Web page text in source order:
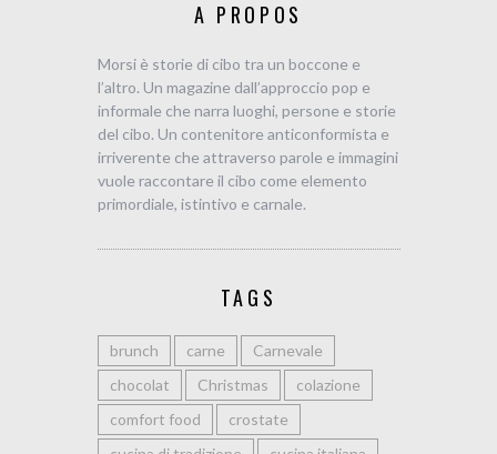
A PROPOS
Morsi è storie di cibo tra un boccone e
l’altro. Un magazine dall’approccio pop e
informale che narra luoghi, persone e storie
del cibo. Un contenitore anticonformista e
irriverente che attraverso parole e immagini
vuole raccontare il cibo come elemento
primordiale, istintivo e carnale.
TAGS
brunch carne
Carnevale
chocolat
Christmas
colazione
comfort food
crostate